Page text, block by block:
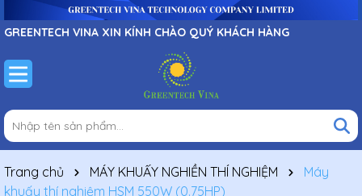
GREENTECH VINA XIN KÍNH CHÀO QUÝ KHÁCH HÀNG
Trang chủ MÁY KHUẤY NGHIỀN THÍ NGHIỆM
Máy
khuấy thí nghiệm HSM 550W (0.75HP)